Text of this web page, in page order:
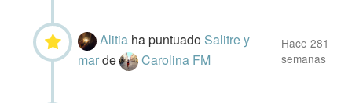
Alitia ha puntuado Salitre y
marde Carolina FM
Hace 281
semanas